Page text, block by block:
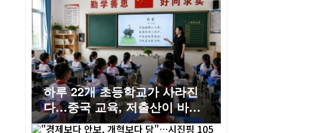
쟁
하루 22개 초등학교가 사라진
다…중국 교육, 저출산이 바꾸
는 미래